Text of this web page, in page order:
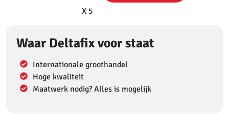
X 5
Waar Deltafix voor staat
Internationale groothandel
Hoge kwaliteit
Maatwerk nodig? Alles is mogelijk